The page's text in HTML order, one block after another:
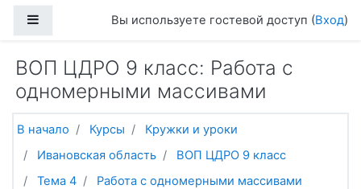
Боковая панельВы используете гостевой доступ (Вход)
ВОП ЦДРО 9 класс: Работа с
одномерными массивами
В начало Курсы
Кружки и уроки
Ивановская область
ВОП ЦДРО 9 класс
Тема 4
Работа с одномерными массивами